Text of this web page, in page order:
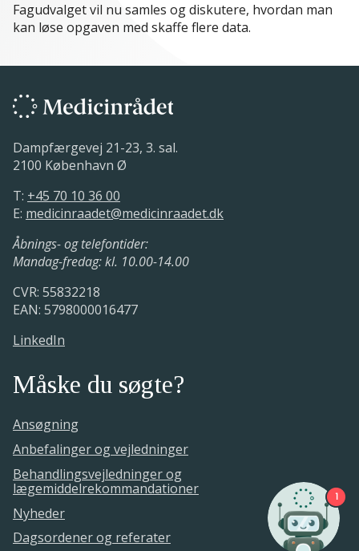
Fagudvalget vil nu samles og diskutere, hvordan man
kan løse opgaven med skaffe flere data.
Dampfærgevej 21-23, 3. sal.
2100 København Ø
T: +45 70 10 36 00
E: medicinraadet@medicinraadet.dk
Åbnings- og telefontider:
Mandag-fredag: kl. 10.00-14.00
CVR: 55832218
EAN: 5798000016477
LinkedIn
Måske du søgte?
Ansøgning
Anbefalinger og vejledninger
Behandlingsvejledninger og
lægemiddelrekommandationer
Nyheder
Dagsordener og referater
1